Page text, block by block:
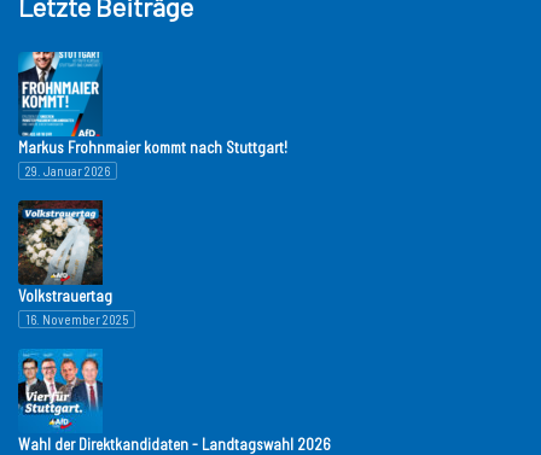
Markus Frohnmaier kommt nach Stuttgart!
29. Januar 2026
Volkstrauertag
16. November 2025
Wahl der Direktkandidaten - Landtagswahl 2026